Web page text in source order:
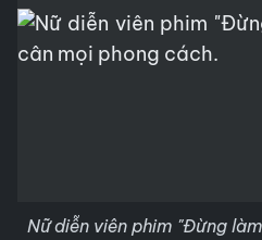
Nữ diễn viên phim "Đừng